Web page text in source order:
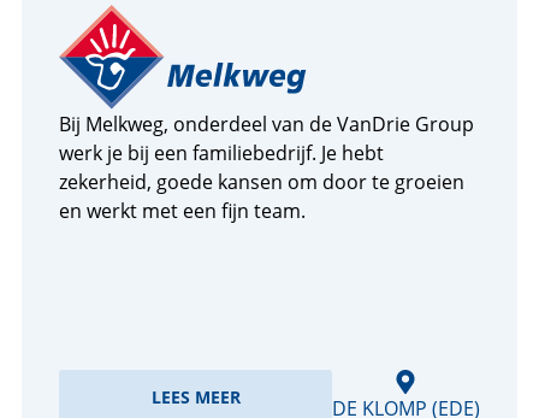
Bij Melkweg, onderdeel van de VanDrie Group
werk je bij een familiebedrijf. Je hebt
zekerheid, goede kansen om door te groeien
en werkt met een fijn team.
LEES MEER DE KLOMP (EDE)